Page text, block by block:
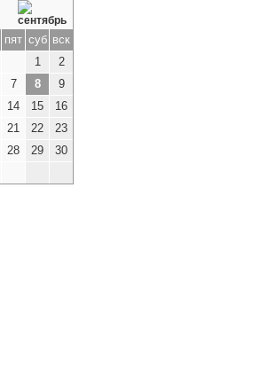
пят суб вск
1
2
7 8
9
14 15
16
21 22
23
28 29
30